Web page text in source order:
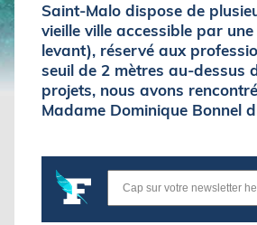
Saint-Malo dispose de
vieille ville accessible par
levant), réservé aux
seuil de 2 mètres au-dessus
projets, nous avons
Madame Dominique Bonnel